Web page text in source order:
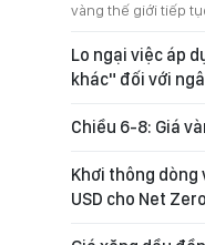
vàng thế giới tiếp
Lo ngại việc áp
khác" đối với
Chiều 6-8: Giá
Khơi thông dòng
USD cho Net Zero